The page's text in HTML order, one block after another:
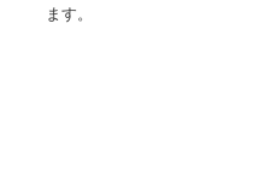
ます。